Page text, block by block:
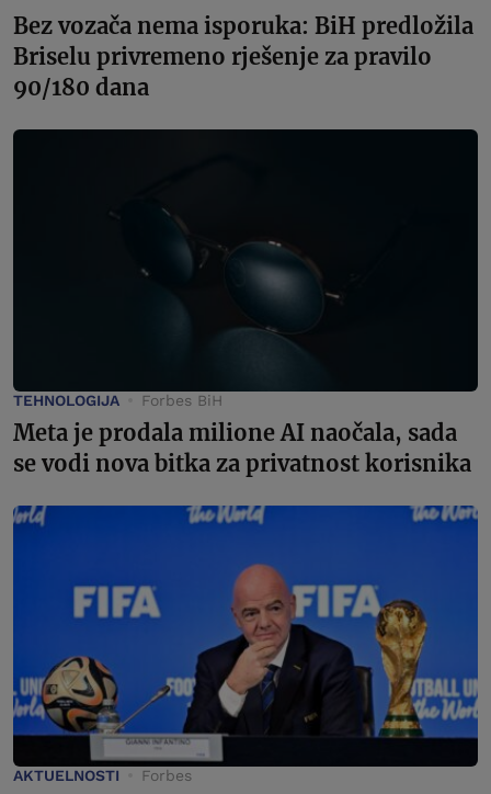
Bez vozača nema isporuka: BiH predložila
Briselu privremeno rješenje za pravilo
90/180 dana
TEHNOLOGIJA Forbes BiH
Meta je prodala milione AI naočala, sada
se vodi nova bitka za privatnost korisnika
AKTUELNOSTI Forbes